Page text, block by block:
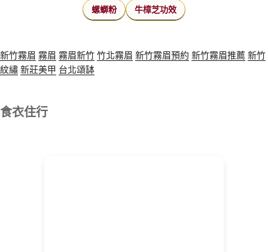
螺螄粉 牛樟芝功效
新竹霧眉 霧眉 霧眉新竹竹北霧眉 新竹霧眉預約 新竹霧眉推薦 新竹
紋繡新莊美甲 台北頌缽
食衣住行